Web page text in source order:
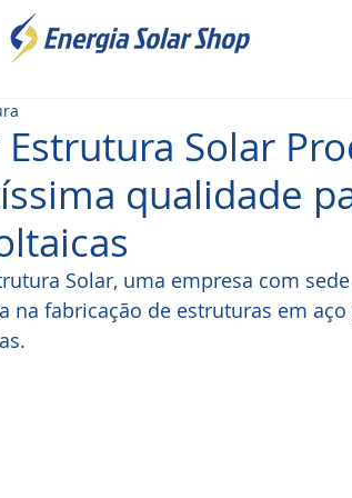
Solar
qualidade
Solar, uma empresa com
na fabricação de estruturas em